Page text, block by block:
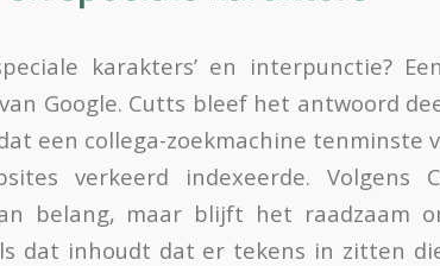
karakters’ en interpunctie?
Google. Cutts bleef het antwoord
een collega-zoekmachine tenminste
verkeerd indexeerde. Volgens
belang, maar blijft het raadzaam
dat inhoudt dat er tekens in zitten